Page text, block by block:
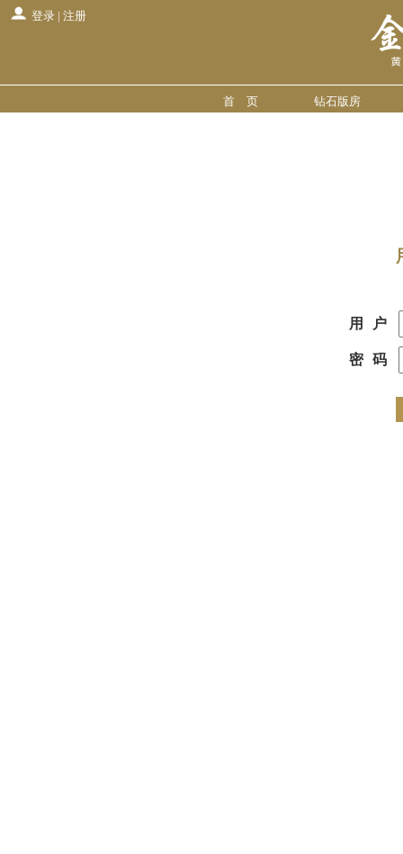
登录 | 注册
首 页 钻石版房
用户
密码